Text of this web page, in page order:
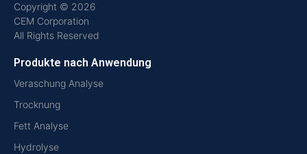
Copyright © 2026
CEM Corporation
All Rights Reserved
Produkte nach Anwendung
Veraschung Analyse
Trocknung
Fett Analyse
Hydrolyse